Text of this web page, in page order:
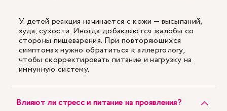
У детей реакция начинается с кожи — высыпаний,
зуда, сухости. Иногда добавляются жалобы со
стороны пищеварения. При повторяющихся
симптомах нужно обратиться к аллергологу,
чтобы скорректировать питание и нагрузку на
иммунную систему.
Влияют ли стресс и питание на проявления?